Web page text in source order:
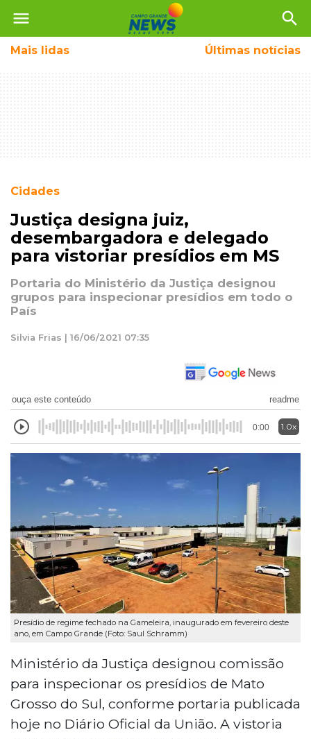
menu search
Mais lidas Últimas notícias
Cidades
Justiça designa juiz,
desembargadora e delegado
para vistoriar presídios em MS
Portaria do Ministério da Justiça designou
grupos para inspecionar presídios em todo o
País
Silvia Frias | 16/06/2021 07:35
ouça este conteúdo readme
0:00 1.0x
Presídio de regime fechado na Gameleira, inaugurado em fevereiro deste
ano, em Campo Grande (Foto: Saul Schramm)
Ministério da Justiça designou comissão
para inspecionar os presídios de Mato
Grosso do Sul, conforme portaria publicada
hoje no Diário Oficial da União. A vistoria